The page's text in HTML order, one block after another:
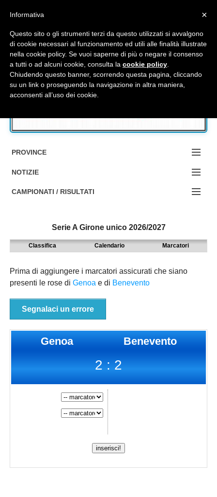
Accedi / Registrati
Contattaci
PROVINCE
EDIZIONE:
BOLOGNA
PARMA
PIACENZA
NOTIZIE
NOTIZIE:
9° TORNEO EMILIAGOL
ECCELLENZA
PRIMA
SECONDA
CAMPIONATI / RISULTATI
REGIONALI
Serie A Girone unico 2026/2027
Classifica Calendario Marcatori
Prima di aggiungere i marcatori assicurati che siano
presenti le rose di Genoa e di Benevento
Segnalaci un errore
Genoa Benevento
2 : 2
×
Informativa
Questo sito o gli strumenti terzi da questo utilizzati si avvalgono
di cookie necessari al funzionamento ed utili alle finalità illustrate
nella cookie policy. Se vuoi saperne di più o negare il consenso
a tutti o ad alcuni cookie, consulta la cookie policy
Chiudendo questo banner, scorrendo questa pagina, cliccando
su un link o proseguendo la navigazione in altra maniera,
acconsenti all’uso dei cookie.